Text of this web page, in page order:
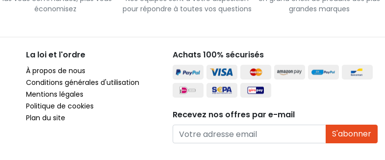
économisez
pour répondre à toutes vos questions
grandes marques
La loi et l'ordre
À propos de nous
Conditions générales d'utilisation
Mentions légales
Politique de cookies
Plan du site
Achats 100% sécurisés
Recevez nos offres par e-mail
S'abonner